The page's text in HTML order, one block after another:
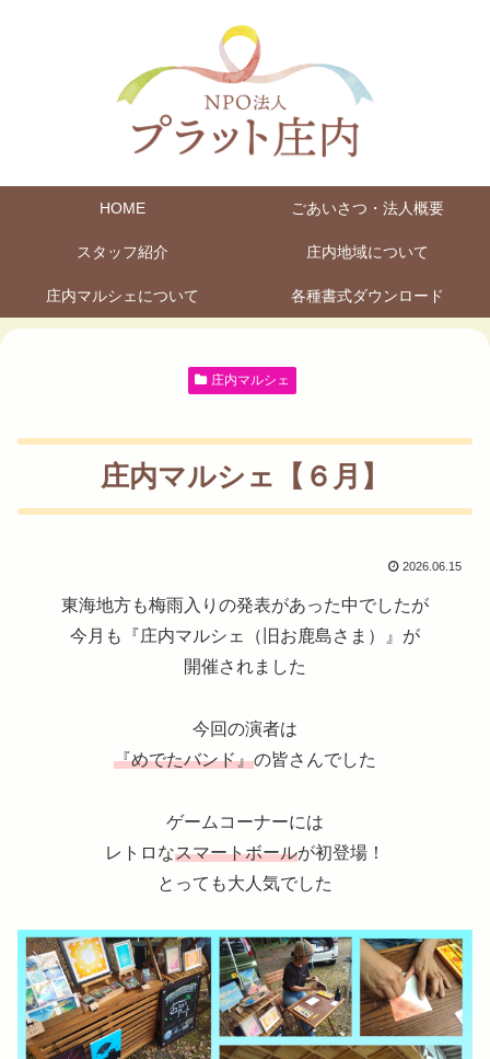
HOME ごあいさつ・法人概要
スタッフ紹介 庄内地域について
庄内マルシェについて 各種書式ダウンロード
庄内マルシェ
庄内マルシェ【６月】
2026.06.15
東海地方も梅雨入りの発表があった中でしたが
今月も『庄内マルシェ（旧お鹿島さま）』が
開催されました
今回の演者は
『めでたバンド』の皆さんでした
ゲームコーナーには
レトロなスマートボールが初登場！
とっても大人気でした